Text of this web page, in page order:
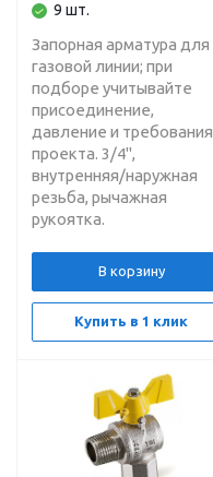
9 шт.
Запорная арматура для
газовой линии; при
подборе учитывайте
присоединение,
давление и требования
проекта. 3/4",
внутренняя/наружная
резьба, рычажная
рукоятка.
В корзину
Купить в 1 клик